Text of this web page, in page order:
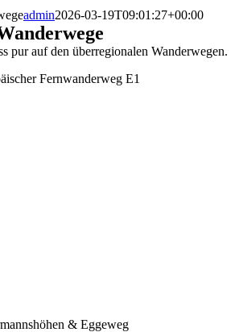
admin2026-03-19T09:01:27+00:00
pur auf den überregionalen Wanderwegen.
Fernwanderweg E1
& Eggeweg